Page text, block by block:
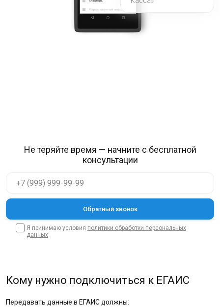
Не теряйте время — начните с бесплатной
консультации
Я принимаю условия политики обработки персональных
данных
Кому нужно подключиться к ЕГАИС
Передавать данные в ЕГАИС должны: